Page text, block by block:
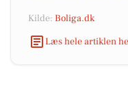
Kilde: Boliga.dk
Læs hele artiklen